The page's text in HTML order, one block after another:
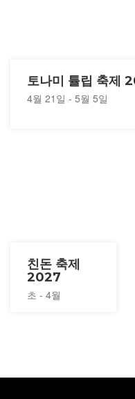
토나미 튤립 축제
4월 21일 - 5월 5일
친돈 축제
2027
초 - 4월